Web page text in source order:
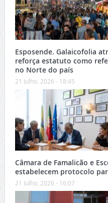
Esposende. Galaicofolia
reforça estatuto como
no Norte do país
21 Julho, 2026 - 18:45
Câmara de Famalicão e
estabelecem protocolo
21 Julho, 2026 - 16:07